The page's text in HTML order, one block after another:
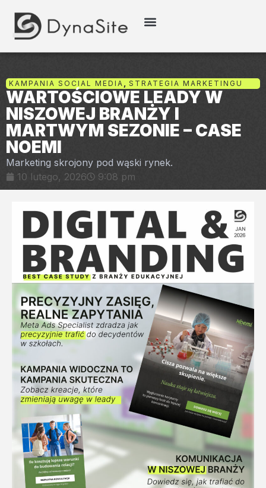
KAMPANIA SOCIAL MEDIA , STRATEGIA MARKETINGU
WARTOŚCIOWE LEADY W
NISZOWEJ BRANŻY I
MARTWYM SEZONIE – CASE
NOEMI
Marketing skrojony pod wąski rynek.
10 lutego, 2026
9:08 pm